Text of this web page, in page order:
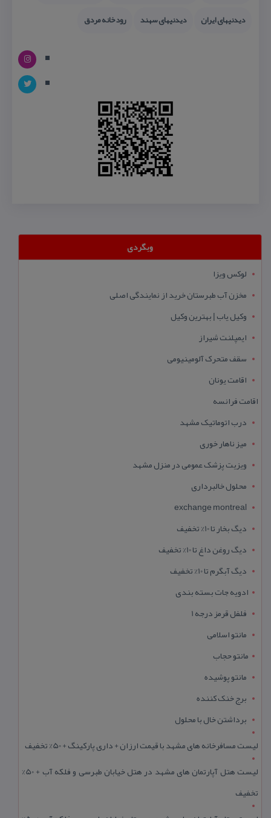
دیدنیهای ایران
دیدنیهای سهند رودخانه مردق
وبگردی
لوکس ویزا
مخزن آب طبرستان خرید از نمایندگی اصلی
وکیل یاب | بهترین وکیل
ایمپلنت شیراز
سقف متحرک آلومینیومی
اقامت یونان
اقامت فرانسه
درب اتوماتیک مشهد
میز ناهار خوری
ویزیت پزشک عمومی در منزل مشهد
محلول خالبرداری
exchange montreal
دیگ بخار تا 10% تخفیف
دیگ روغن داغ تا 10% تخفیف
دیگ آبگرم تا 10% تخفیف
ادویه جات بسته بندی
فلفل قرمز درجه 1
مانتو اسلامی
مانتو حجاب
مانتو پوشیده
برج خنک کننده
برداشتن خال با محلول
لیست مسافرخانه های مشهد با قیمت ارزان + داری پارکینگ + 50% تخفیف
لیست هتل آپارتمان های مشهد در هتل خیابان طبرسی و فلکه آب + 50%
تخفیف